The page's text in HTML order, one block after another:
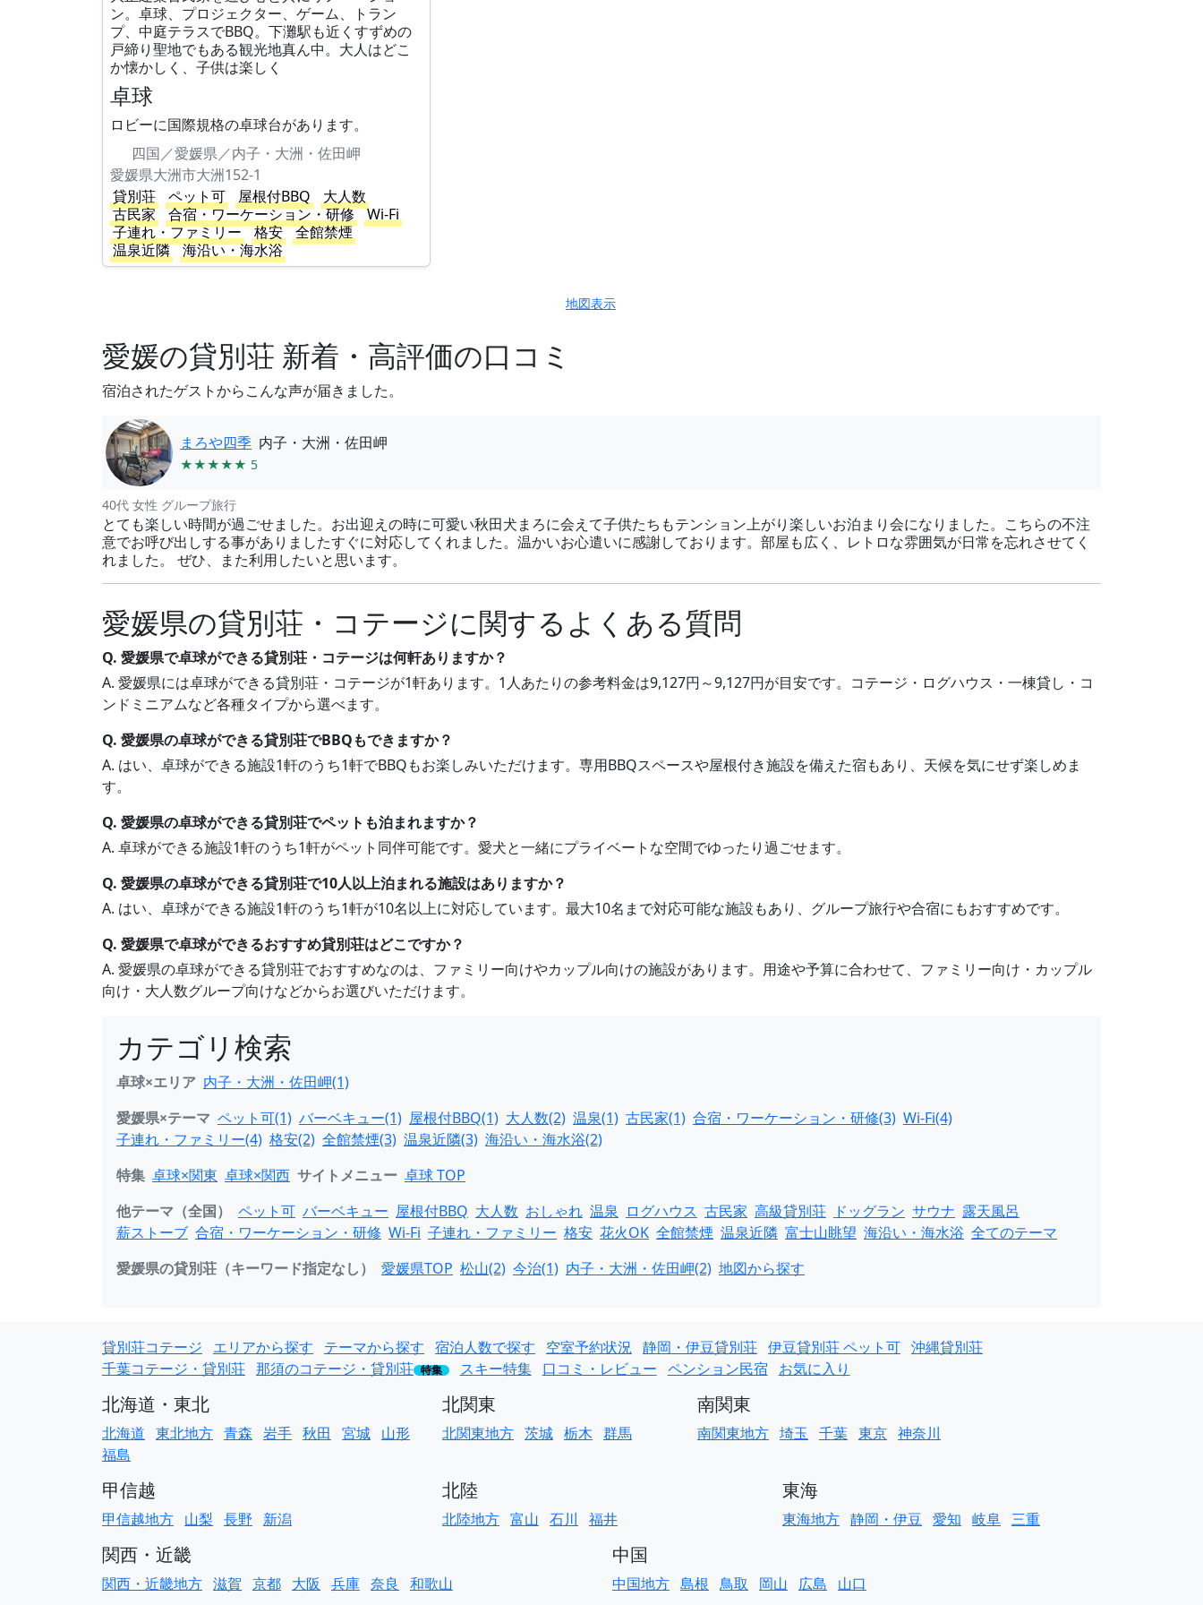
ン。卓球、プロジェクター、ゲーム、トラン
プ、中庭テラスでBBQ。下灘駅も近くすずめの
戸締り聖地でもある観光地真ん中。大人はどこ
か懐かしく、子供は楽しく
卓球
ロビーに国際規格の卓球台があります。
四国／愛媛県／内子・大洲・佐田岬
愛媛県大洲市大洲152-1
貸別荘
ペット可 屋根付BBQ
大人数
古民家
合宿・ワーケーション・研修
Wi-Fi
子連れ・ファミリー
格安
全館禁煙
温泉近隣
海沿い・海水浴
地図表示
愛媛の貸別荘 新着・高評価の口コミ
宿泊されたゲストからこんな声が届きました。
まろや四季 内子・大洲・佐田岬
★★★★★ 5
40代 女性 グループ旅行
とても楽しい時間が過ごせました。お出迎えの時に可愛い秋田犬まろに会えて子供たちもテンション上がり楽しいお泊まり会になりました。こちらの不注
意でお呼び出しする事がありましたすぐに対応してくれました。温かいお心遣いに感謝しております。部屋も広く、レトロな雰囲気が日常を忘れさせてく
れました。 ぜひ、また利用したいと思います。
愛媛県の貸別荘・コテージに関するよくある質問
Q. 愛媛県で卓球ができる貸別荘・コテージは何軒ありますか？
A. 愛媛県には卓球ができる貸別荘・コテージが1軒あります。1人あたりの参考料金は9,127円～9,127円が目安です。コテージ・ログハウス・一棟貸し・コ
ンドミニアムなど各種タイプから選べます。
Q. 愛媛県の卓球ができる貸別荘でBBQもできますか？
A. はい、卓球ができる施設1軒のうち1軒でBBQもお楽しみいただけます。専用BBQスペースや屋根付き施設を備えた宿もあり、天候を気にせず楽しめま
す。
Q. 愛媛県の卓球ができる貸別荘でペットも泊まれますか？
A. 卓球ができる施設1軒のうち1軒がペット同伴可能です。愛犬と一緒にプライベートな空間でゆったり過ごせます。
Q. 愛媛県の卓球ができる貸別荘で10人以上泊まれる施設はありますか？
A. はい、卓球ができる施設1軒のうち1軒が10名以上に対応しています。最大10名まで対応可能な施設もあり、グループ旅行や合宿にもおすすめです。
Q. 愛媛県で卓球ができるおすすめ貸別荘はどこですか？
A. 愛媛県の卓球ができる貸別荘でおすすめなのは、ファミリー向けやカップル向けの施設があります。用途や予算に合わせて、ファミリー向け・カップル
向け・大人数グループ向けなどからお選びいただけます。
カテゴリ検索
卓球×エリア 内子・大洲・佐田岬(1)
愛媛県×テーマ ペット可(1) バーベキュー(1) 屋根付BBQ(1) 大人数(2) 温泉(1) 古民家(1) 合宿・ワーケーション・研修(3) Wi-Fi(4)
子連れ・ファミリー(4) 格安(2) 全館禁煙(3) 温泉近隣(3) 海沿い・海水浴(2)
特集 卓球×関東 卓球×関西 サイトメニュー 卓球 TOP
他テーマ（全国）
ペット可 バーベキュー 屋根付BBQ 大人数 おしゃれ 温泉 ログハウス 古民家 高級貸別荘 ドッグラン サウナ 露天風呂
薪ストーブ 合宿・ワーケーション・研修 Wi-Fi 子連れ・ファミリー 格安 花火OK 全館禁煙 温泉近隣 富士山眺望 海沿い・海水浴 全てのテーマ
愛媛県の貸別荘（キーワード指定なし）
愛媛県TOP 松山(2) 今治(1) 内子・大洲・佐田岬(2) 地図から探す
貸別荘コテージ エリアから探す テーマから探す 宿泊人数で探す 空室予約状況 静岡・伊豆貸別荘 伊豆貸別荘 ペット可 沖縄貸別荘
千葉コテージ・貸別荘 那須のコテージ・貸別荘 特集 スキー特集 口コミ・レビュー ペンション民宿 お気に入り
北海道・東北
北海道 東北地方 青森 岩手 秋田 宮城 山形
福島
北関東
北関東地方 茨城 栃木 群馬
南関東
南関東地方 埼玉 千葉 東京 神奈川
甲信越
甲信越地方 山梨 長野 新潟
北陸
北陸地方 富山 石川 福井
東海
東海地方 静岡・伊豆 愛知 岐阜 三重
関西・近畿
関西・近畿地方 滋賀 京都 大阪 兵庫 奈良 和歌山
中国
中国地方 島根 鳥取 岡山 広島 山口